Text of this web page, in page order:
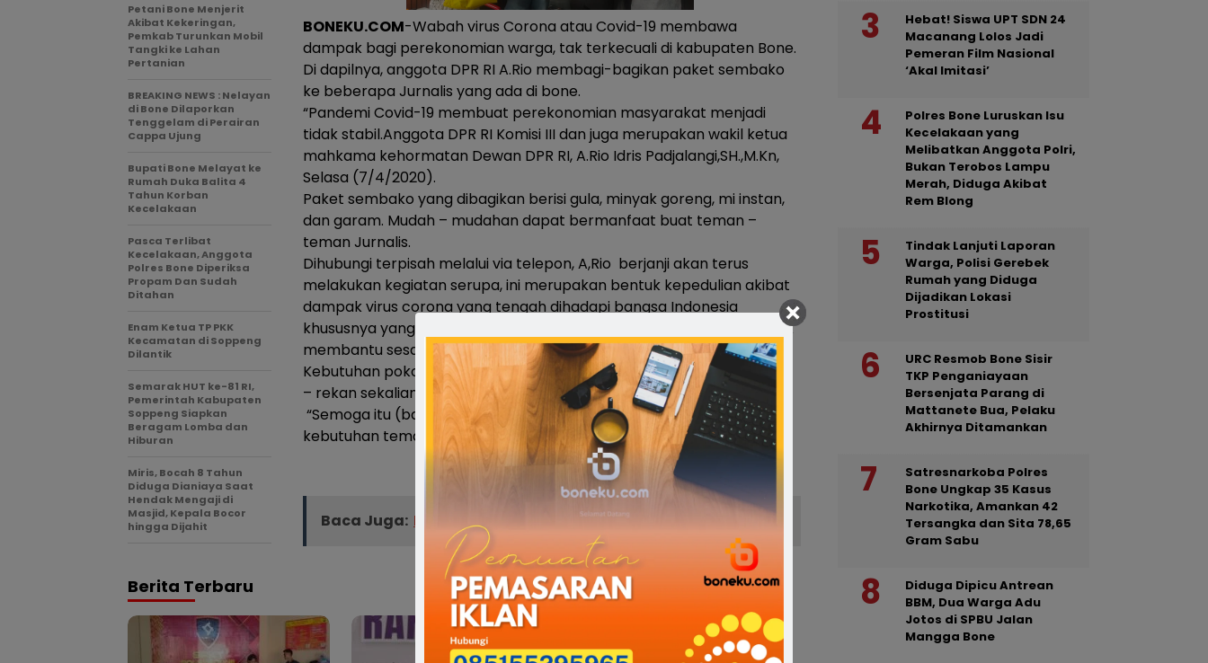
BONEKU.COM-Wabah virus Corona atau Covid-19 membawa
dampak bagi perekonomian warga, tak terkecuali di kabupaten Bone.
Di dapilnya, anggota DPR RI A.Rio membagi-bagikan paket sembako
ke beberapa Jurnalis yang ada di bone.
“Pandemi Covid-19 membuat perekonomian masyarakat menjadi
tidak stabil.Anggota DPR RI Komisi III dan juga merupakan wakil ketua
mahkama kehormatan Dewan DPR RI, A.Rio Idris Padjalangi,SH.,M.Kn,
Selasa (7/4/2020).
Paket sembako yang dibagikan berisi gula, minyak goreng, mi instan,
dan garam. Mudah – mudahan dapat bermanfaat buat teman –
teman Jurnalis.
Dihubungi terpisah melalui via telepon, A,Rio berjanji akan terus
melakukan kegiatan serupa, ini merupakan bentuk kepedulian akibat
dampak virus corona yang tengah dihadapi bangsa Indonesia
khususnya yang dirasakan insan pers menggugah keinginannya untuk
membantu sesama.”ungkapnya
Kebutuhan pokok kami salurkan untuk meringankan keperluan rekan
– rekan sekalian selama berdiam di rumah dari wabah Corona Virus.
“Semoga itu (bahan pokok) yang dibagikan bisa meringankan
kebutuhan teman-teman,” ucap A.Rio.(*)
Baca Juga: Ketua Gapensi Bone Hadiri Munas Gapensi XV
Petani Bone Menjerit
Akibat Kekeringan,
Pemkab Turunkan Mobil
Tangki ke Lahan
Pertanian
BREAKING NEWS : Nelayan
di Bone Dilaporkan
Tenggelam di Perairan
Cappa Ujung
Bupati Bone Melayat ke
Rumah Duka Balita 4
Tahun Korban
Kecelakaan
Pasca Terlibat
Kecelakaan, Anggota
Polres Bone Diperiksa
Propam Dan Sudah
Ditahan
Enam Ketua TP PKK
Kecamatan di Soppeng
Dilantik
Semarak HUT ke-81 RI,
Pemerintah Kabupaten
Soppeng Siapkan
Beragam Lomba dan
Hiburan
Miris, Bocah 8 Tahun
Diduga Dianiaya Saat
Hendak Mengaji di
Masjid, Kepala Bocor
hingga Dijahit
Berita Terbaru
Hebat! Siswa UPT SDN 24
Macanang Lolos Jadi
Pemeran Film Nasional
‘Akal Imitasi’
Polres Bone Luruskan Isu
Kecelakaan yang
Melibatkan Anggota Polri,
Bukan Terobos Lampu
Merah, Diduga Akibat
Rem Blong
Tindak Lanjuti Laporan
Warga, Polisi Gerebek
Rumah yang Diduga
Dijadikan Lokasi
Prostitusi
URC Resmob Bone Sisir
TKP Penganiayaan
Bersenjata Parang di
Mattanete Bua, Pelaku
Akhirnya Ditamankan
Satresnarkoba Polres
Bone Ungkap 35 Kasus
Narkotika, Amankan 42
Tersangka dan Sita 78,65
Gram Sabu
Diduga Dipicu Antrean
BBM, Dua Warga Adu
Jotos di SPBU Jalan
Mangga Bone